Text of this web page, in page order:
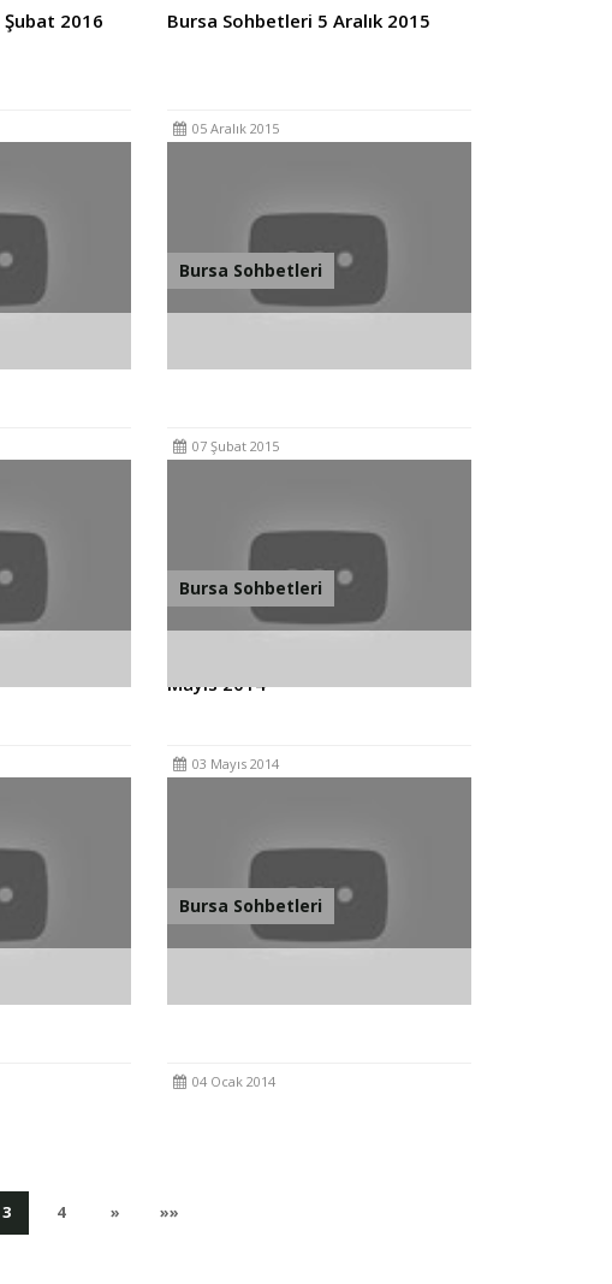
2016 Bursa Sohbetleri 5 Aralık 2015
05 Aralık 2015
Bursa Sohbetleri
07 Şubat 2015
Bursa Sohbetleri
Mayıs 2014
03 Mayıs 2014
Bursa Sohbetleri
04 Ocak 2014
3(current)
4(current)
»Sonraki
»»Son